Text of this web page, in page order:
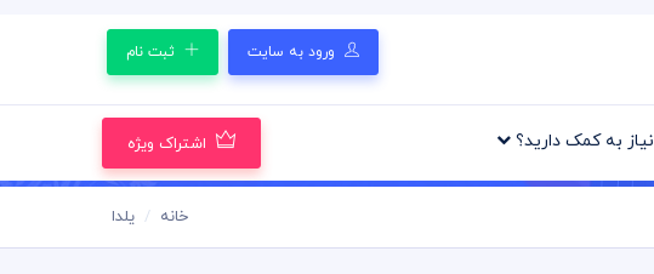
ورود به سایت ثبت نام
نیاز به کمک دارید؟ اشتراک ویژه
خانه یلدا